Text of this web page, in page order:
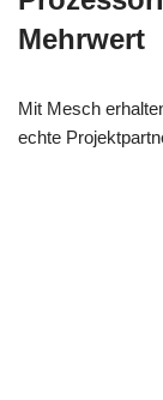
Mehrwert
Mit Mesch
echte